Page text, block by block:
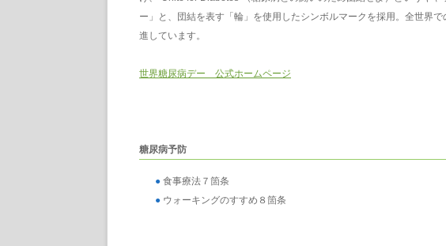
ー」と、団結を表す「輪」を使用したシンボルマークを採用。全世界
進しています。
世界糖尿病デー 公式ホームページ
糖尿病予防
● 食事療法７箇条
● ウォーキングのすすめ８箇条